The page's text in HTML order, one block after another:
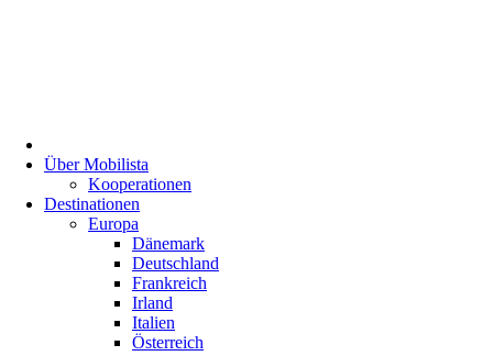
Über Mobilista
Kooperationen
Destinationen
Europa
Dänemark
Deutschland
Frankreich
Irland
Italien
Österreich